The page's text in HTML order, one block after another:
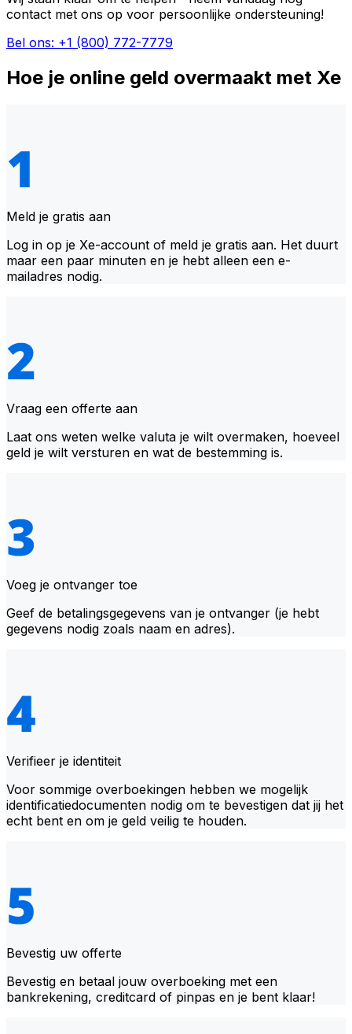
contact met ons op voor persoonlijke ondersteuning!
Bel ons: +1 (800) 772-7779
Hoe je online geld overmaakt met Xe
Meld je gratis aan
Log in op je Xe-account of meld je gratis aan. Het duurt
maar een paar minuten en je hebt alleen een e-
mailadres nodig.
Vraag een offerte aan
Laat ons weten welke valuta je wilt overmaken, hoeveel
geld je wilt versturen en wat de bestemming is.
Voeg je ontvanger toe
Geef de betalingsgegevens van je ontvanger (je hebt
gegevens nodig zoals naam en adres).
Verifieer je identiteit
Voor sommige overboekingen hebben we mogelijk
identificatiedocumenten nodig om te bevestigen dat jij het
echt bent en om je geld veilig te houden.
Bevestig uw offerte
Bevestig en betaal jouw overboeking met een
bankrekening, creditcard of pinpas en je bent klaar!